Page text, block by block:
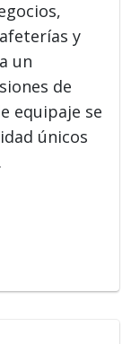
y
un
de
equipaje se
únicos